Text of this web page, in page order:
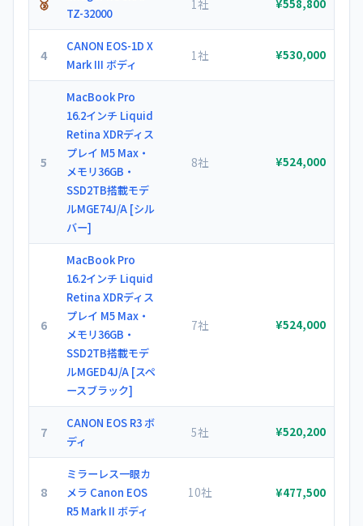
🥉
TZ-32000
1社 ¥558,800
4
CANON EOS-1D X
Mark III ボディ
1社 ¥530,000
5
MacBook Pro
16.2インチ Liquid
Retina XDRディス
プレイ M5 Max・
メモリ36GB・
SSD2TB搭載モデ
ルMGE74J/A [シル
バー]
8社 ¥524,000
6
MacBook Pro
16.2インチ Liquid
Retina XDRディス
プレイ M5 Max・
メモリ36GB・
SSD2TB搭載モデ
ルMGED4J/A [スペ
ースブラック]
7社 ¥524,000
7
CANON EOS R3 ボ
ディ
5社 ¥520,200
8
ミラーレス一眼カ
メラ Canon EOS
R5 Mark II ボディ
10社 ¥477,500